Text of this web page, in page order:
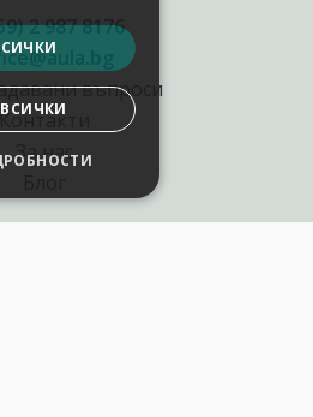
2 987 8176
въпроси
Контакти
За нас